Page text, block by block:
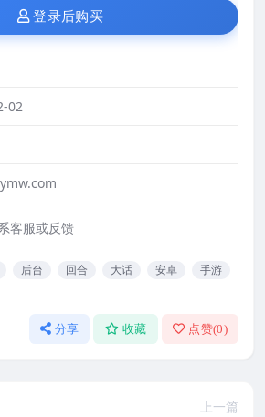
登录后购买
02
客服或反馈
后台 回合 大话 安卓
手游
分享 收藏 点赞(0)
上一篇